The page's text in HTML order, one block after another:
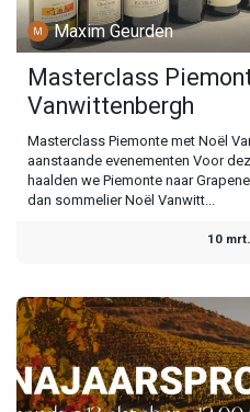
Maxim Geurden
Masterclass
Vanwittenbergh
Masterclass Piemonte met Noël
aanstaande evenementen Voor
haalden we Piemonte naar
dan sommelier Noël Vanwitt...
10